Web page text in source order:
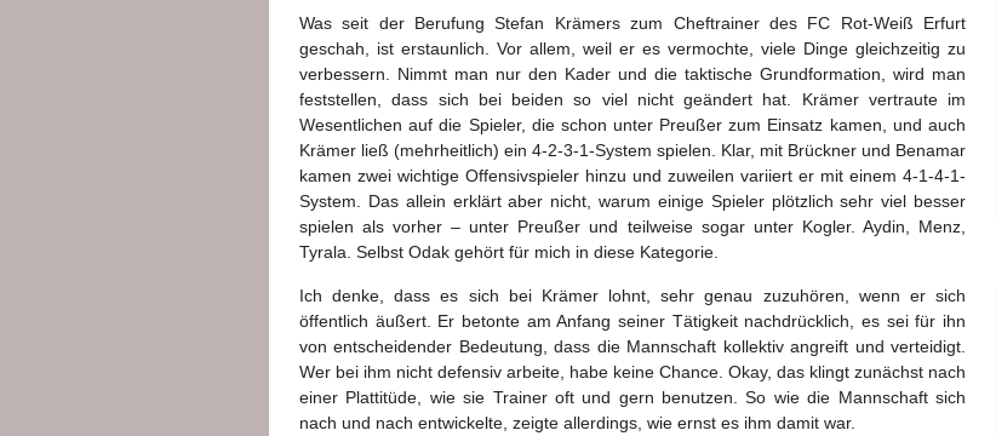
Was seit der Berufung Stefan Krämers zum Cheftrainer des FC Rot-Weiß Erfurt
geschah, ist erstaunlich. Vor allem, weil er es vermochte, viele Dinge gleichzeitig zu
verbessern. Nimmt man nur den Kader und die taktische Grundformation, wird man
feststellen, dass sich bei beiden so viel nicht geändert hat. Krämer vertraute im
Wesentlichen auf die Spieler, die schon unter Preußer zum Einsatz kamen, und auch
Krämer ließ (mehrheitlich) ein 4-2-3-1-System spielen. Klar, mit Brückner und Benamar
kamen zwei wichtige Offensivspieler hinzu und zuweilen variiert er mit einem 4-1-4-1-
System. Das allein erklärt aber nicht, warum einige Spieler plötzlich sehr viel besser
spielen als vorher – unter Preußer und teilweise sogar unter Kogler. Aydin, Menz,
Tyrala. Selbst Odak gehört für mich in diese Kategorie.
Ich denke, dass es sich bei Krämer lohnt, sehr genau zuzuhören, wenn er sich
öffentlich äußert. Er betonte am Anfang seiner Tätigkeit nachdrücklich, es sei für ihn
von entscheidender Bedeutung, dass die Mannschaft kollektiv angreift und verteidigt.
Wer bei ihm nicht defensiv arbeite, habe keine Chance. Okay, das klingt zunächst nach
einer Plattitüde, wie sie Trainer oft und gern benutzen. So wie die Mannschaft sich
nach und nach entwickelte, zeigte allerdings, wie ernst es ihm damit war.